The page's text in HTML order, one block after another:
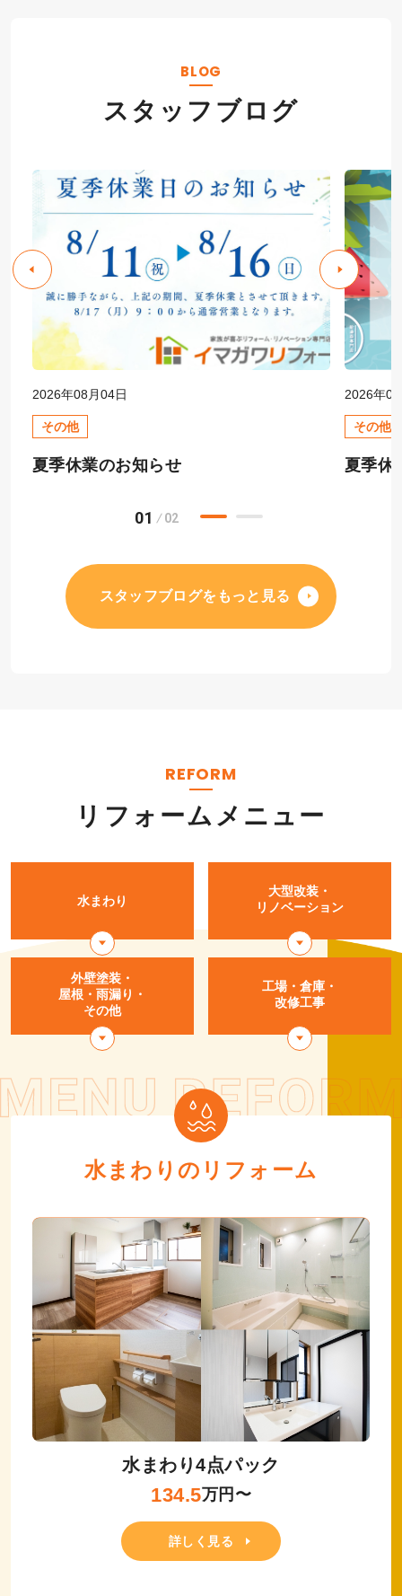
BLOG
スタッフブログ
2026年08月04日
その他
夏季休業のお知らせ
2026年
その他
夏季休
01 02
スタッフブログをもっと見る
REFORM
リフォームメニュー
水まわり
大型改装・
リノベーション
外壁塗装・
屋根・ 雨漏り・
その他
工場・倉庫・
改修工事
水まわりのリフォーム
水まわり4点パック
134.5万円〜
詳しく見る